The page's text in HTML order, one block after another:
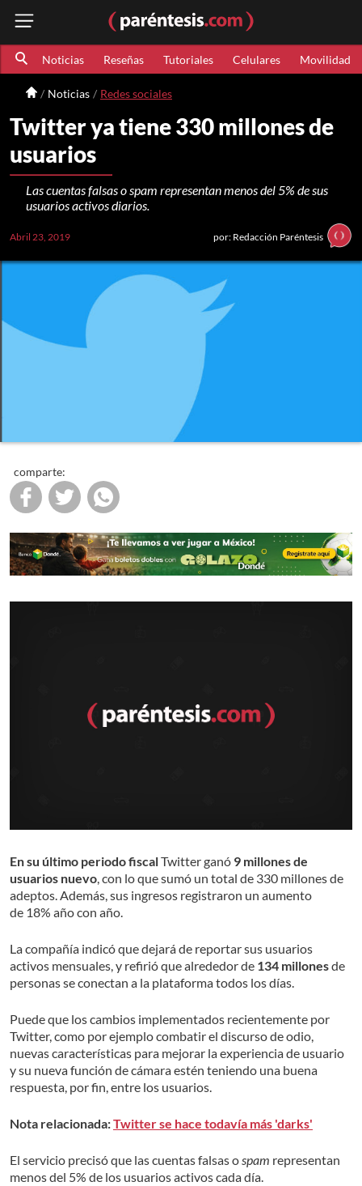
Noticias Reseñas Tutoriales Celulares Movilidad
Noticias Redes sociales
Twitter ya tiene 330 millones de
usuarios
Las cuentas falsas o spam representan menos del 5% de sus
usuarios activos diarios.
Abril 23, 2019 por: Redacción Paréntesis
comparte:
En su último periodo fiscalTwitter ganó 9 millones de
usuarios nuevo, con lo que sumó un total de 330 millones de
adeptos. Además, sus ingresos registraron un aumento
de 18% año con año.
La compañía indicó que dejará de reportar sus usuarios
activos mensuales, y refirió que alrededor de 134 millonesde
personas se conectan a la plataforma todos los días.
Puede que los cambios implementados recientemente por
Twitter, como por ejemplo combatir el discurso de odio,
nuevas características para mejorar la experiencia de usuario
y su nueva función de cámara estén teniendo una buena
respuesta, por fin, entre los usuarios.
Nota relacionada:Twitter se hace todavía más 'darks'
El servicio precisó que las cuentas falsas ospam representan
menos del 5% de los usuarios activos cada día.